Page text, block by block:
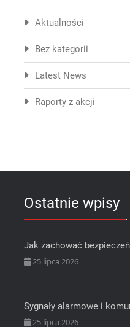
Aktualności
Bez kategorii
Latest News
Raporty z akcji
Ostatnie wpisy
Jak zachować
25 lipca 2026
Sygnały alarmowe i
25 lipca 2026